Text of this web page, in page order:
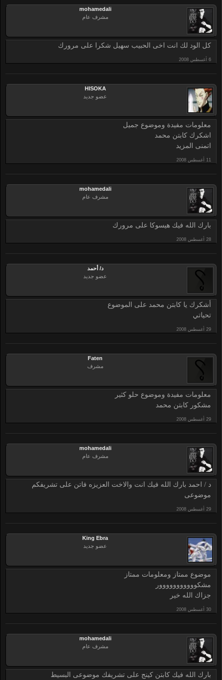
mohamedali
مشرف عام
كل الود لك انت اخى الحبيب سهيل شكرا على مرورك
HISOKA
عضو جديد
معلومات مفيدة وموضوع جميل
اشكرك كابتن محمد
اتمنى المزيد
mohamedali
مشرف عام
بارك الله فيك هيسوكا على مرورك
د/ أحمد
عضو جديد
أشكرك يا كابتن محمد على الموضوع
تحياتي
Faten
مشرف
معلومات مفيدة وموضوع حلو كثير
مشكور كابتن محمد
mohamedali
مشرف عام
د / احمد بارك الله فيك انت والاخت العزيزه فاتن على تشريفكم
موضوعى
King Ebra
عضو جديد
موضوع ممتاز ومعلومات ممتاز
مشكووووووووووور
جزاك الله خير
mohamedali
مشرف عام
بارك الله فيك كابتن كينج على تشريفك موضوعى البسيط